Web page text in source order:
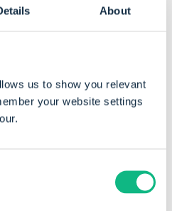
About
us to show you relevant
your website settings
zaken per jaar